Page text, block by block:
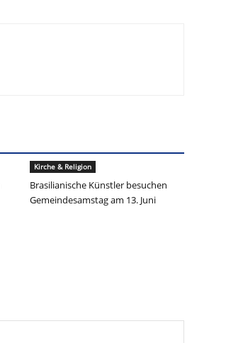
Kirche & Religion
Brasilianische Künstler besuchen
Gemeindesamstag am 13. Juni